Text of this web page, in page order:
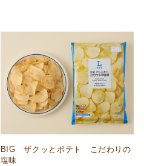
BIG ザクッとポテト こだわりの
塩味